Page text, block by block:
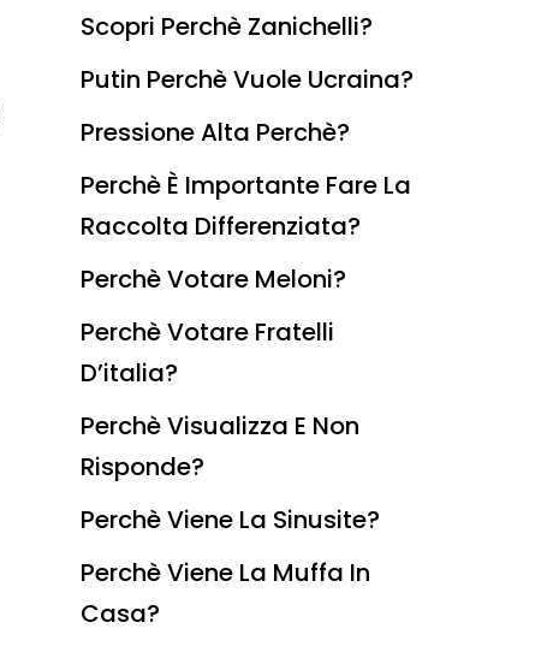
Scopri Perchè Zanichelli?
Putin Perchè Vuole Ucraina?
Pressione Alta Perchè?
Perchè È Importante Fare La
Raccolta Differenziata?
Perchè Votare Meloni?
Perchè Votare Fratelli
D’italia?
Perchè Visualizza E Non
Risponde?
Perchè Viene La Sinusite?
Perchè Viene La Muffa In
Casa?